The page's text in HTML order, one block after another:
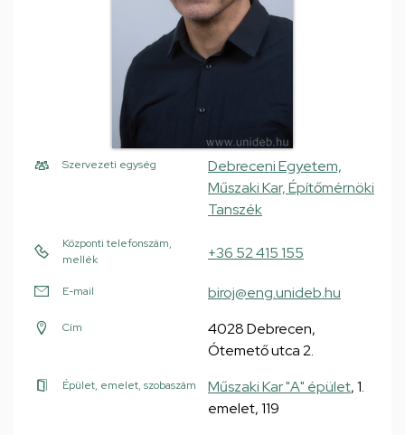
Szervezeti egység
Debreceni Egyetem,
Műszaki Kar, Építőmérnöki
Tanszék
Központi telefonszám,
mellék
+36 52 415 155
E-mail biroj@eng.unideb.hu
Cím
4028 Debrecen,
Ótemető utca 2.
Épület, emelet, szobaszám Műszaki Kar "A" épület, 1.
emelet, 119